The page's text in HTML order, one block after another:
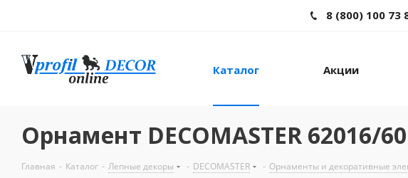
8 (800) 100 73
Каталог Акции
Орнамент DECOMASTER 62016/60
Главная - Каталог - Лепные декоры - DECOMASTER - Орнаменты и декоративные